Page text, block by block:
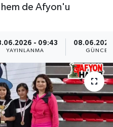
de Afyon'u
- 09:43
YAYINLANMA